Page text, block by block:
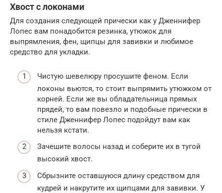
Хвост с локонами
Для создания следующей прически как у Дженнифер
Лопес вам понадобится резинка, утюжок для
выпрямления, фен, щипцы для завивки и любимое
средство для укладки.
Чистую шевелюру просушите феном. Если
локоны вьются, то стоит выпрямить утюжком от
корней. Если же вы обладательница прямых
прядей, то вам повезло и подобные прически в
стиле Дженнифер Лопес подойдут вам как
нельзя кстати.
Зачешите волосы назад и соберите их в тугой
высокий хвост.
Сбрызните оставшуюся длину средством для
кудрей и накрутите их щипцами для завивки. У